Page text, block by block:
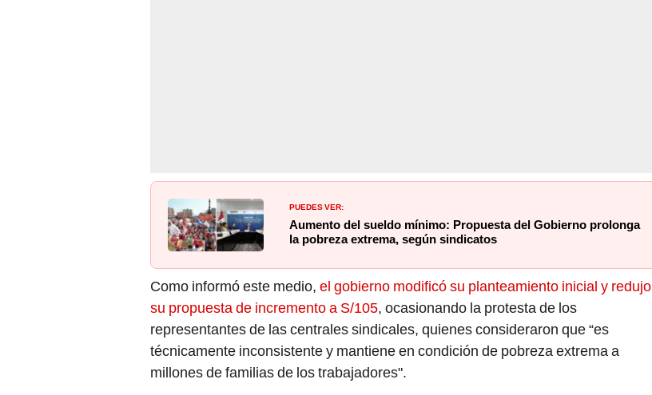
PUEDES VER:
Aumento del sueldo mínimo: Propuesta del Gobierno prolonga
la pobreza extrema, según sindicatos
Como informó este medio, el gobierno modificó su planteamiento inicial y redujo
su propuesta de incremento a S/105, ocasionando la protesta de los
representantes de las centrales sindicales, quienes consideraron que “es
técnicamente inconsistente y mantiene en condición de pobreza extrema a
millones de familias de los trabajadores".